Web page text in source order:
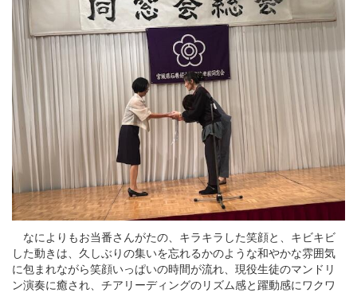
なによりもお当番さんがたの、キラキラした笑顔と、キビキビ
した動きは、久しぶりの集いを忘れるかのような和やかな雰囲気
に包まれながら笑顔いっぱいの時間が流れ、現役生徒のマンドリ
ン演奏に癒され、チアリーディングのリズム感と躍動感にワクワ